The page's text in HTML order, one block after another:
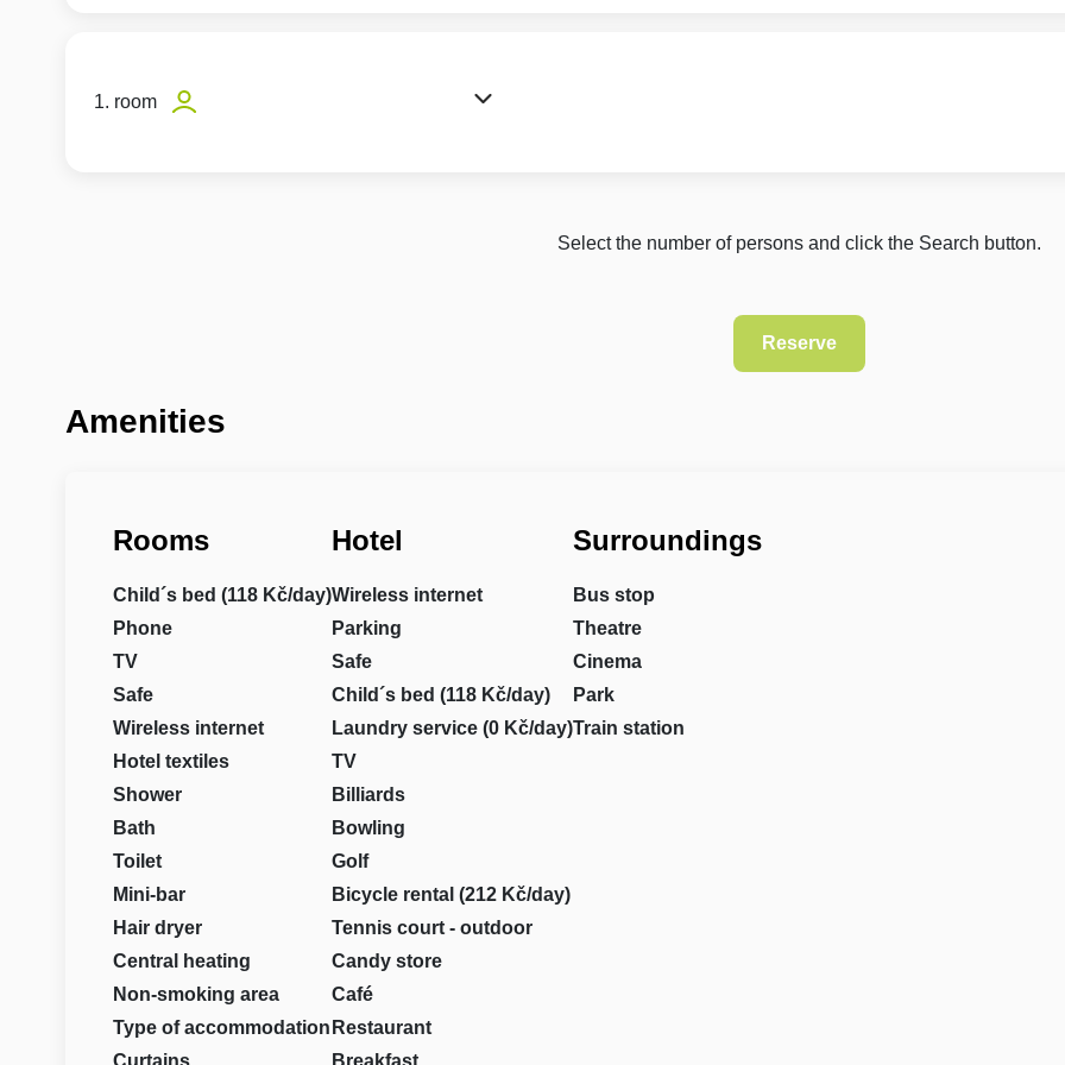
1. room
Select the number of persons and click the Search button.
Amenities
Rooms
Child´s bed (118 Kč/day)
Phone
TV
Safe
Wireless internet
Hotel textiles
Shower
Bath
Toilet
Mini-bar
Hair dryer
Central heating
Non-smoking area
Type of accommodation
Hotel
Wireless internet
Parking
Safe
Child´s bed (118 Kč/day)
Laundry service (0 Kč/day)
TV
Billiards
Bowling
Golf
Bicycle rental (212 Kč/day)
Tennis court - outdoor
Candy store
Café
Restaurant
Surroundings
Bus stop
Theatre
Cinema
Park
Train station